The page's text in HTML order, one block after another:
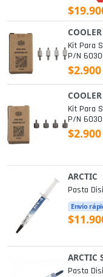
Kit Para
P/n
$2.900
Kit Para
P/n
$2.900
ARCTIC
Pasta
Envío
ARCTIC
Pasta